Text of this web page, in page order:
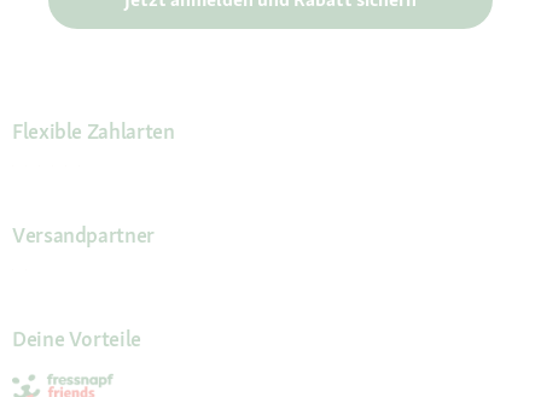
Flexible Zahlarten
Versandpartner
Deine Vorteile